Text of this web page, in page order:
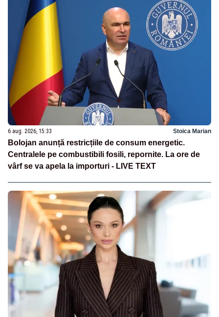
6 aug. 2026, 15:33 Stoica Marian
Bolojan anunță restricțiile de consum energetic.
Centralele pe combustibili fosili, repornite. La ore de
vârf se va apela la importuri - LIVE TEXT